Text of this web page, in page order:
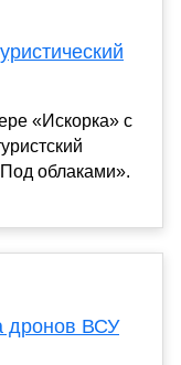
«Искорка» с
облаками».
дронов ВСУ